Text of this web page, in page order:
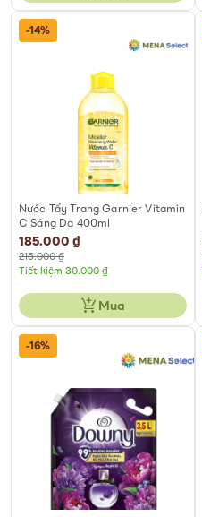
-14%
Nước Tẩy Trang Garnier Vitamin
C Sáng Da 400ml
Special
Price
185.000 ₫
215.000 ₫
Tiết kiệm 30.000 ₫
Mua
-16%